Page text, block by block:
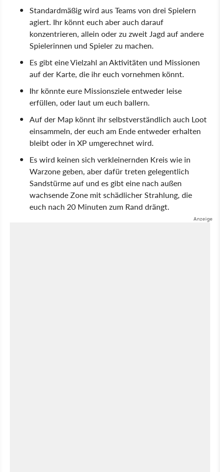
Standardmäßig wird aus Teams von drei Spielern
agiert. Ihr könnt euch aber auch darauf
konzentrieren, allein oder zu zweit Jagd auf andere
Spielerinnen und Spieler zu machen.
Es gibt eine Vielzahl an Aktivitäten und Missionen
auf der Karte, die ihr euch vornehmen könnt.
Ihr könnte eure Missionsziele entweder leise
erfüllen, oder laut um euch ballern.
Auf der Map könnt ihr selbstverständlich auch Loot
einsammeln, der euch am Ende entweder erhalten
bleibt oder in XP umgerechnet wird.
Es wird keinen sich verkleinernden Kreis wie in
Warzone geben, aber dafür treten gelegentlich
Sandstürme auf und es gibt eine nach außen
wachsende Zone mit schädlicher Strahlung, die
euch nach 20 Minuten zum Rand drängt.